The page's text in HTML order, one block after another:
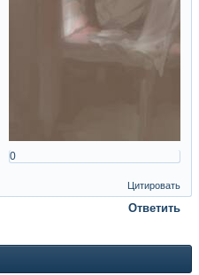
0
Цитировать
Ответить